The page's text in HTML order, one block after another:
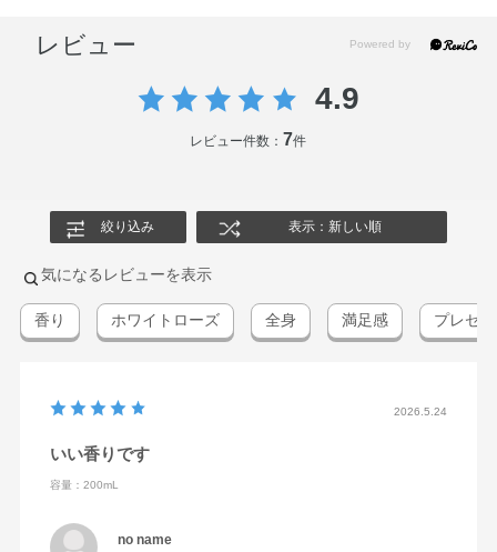
TRIETHANOLAMINE･ XANTHAN GUM･
SORBATE･ SODIUM BENZOATE
レビュー
4.9
レビュー件数： 7件
絞り込み 表示：新しい順
気になるレビューを表示
香り ホワイトローズ 全身 満足感 プレゼ
2026.5.24
いい香りです
容量：200mL
no name